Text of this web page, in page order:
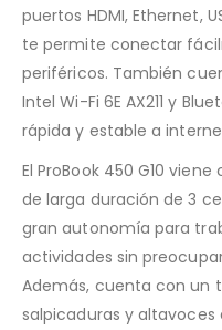
puertos HDMI, Ethernet,
te permite conectar
periféricos. También
Intel Wi-Fi 6E AX211 y
rápida y estable a
El ProBook 450 G10
de larga duración de 3
gran autonomía para
actividades sin
Además, cuenta con un
salpicaduras y altavoces